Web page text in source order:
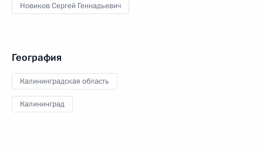
Новиков Сергей Геннадьевич
География
Калининградская область
Калининград